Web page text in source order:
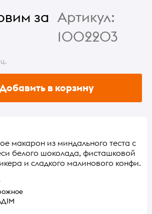
за Артикул:
1002203
в корзину
макарон из миндального теста с
белого шоколада, фисташковой
и сладкого малинового конфи.